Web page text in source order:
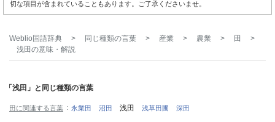
切な項目が含まれていることもあります。ご了承くださいませ。
Weblio国語辞典 > 同じ種類の言葉 > 産業 > 農業 > 田
>
浅田の意味・解説
「浅田」と同じ種類の言葉
田に関連する言葉 永業田 沼田 浅田 浅草田圃 深田